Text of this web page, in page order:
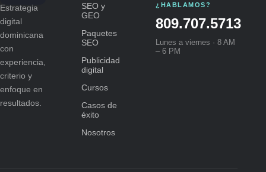
Estrategia
digital
dominicana
con
experiencia,
criterio y
enfoque en
resultados.
SEO y
GEO
Paquetes
SEO
Publicidad
digital
Cursos
Casos de
éxito
Nosotros
¿HABLAMOS?
809.707.5713
Lunes a viernes · 8 AM
– 6 PM